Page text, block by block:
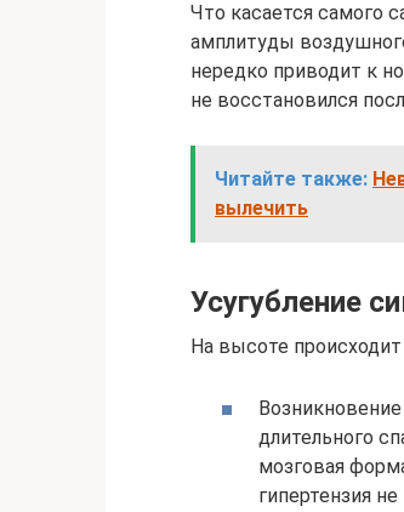
Что касается самого
амплитуды
нередко приводит к
не восстановился
Читайте также:
вылечить
Усугубление
На высоте
длительного
мозговая
гипертензия